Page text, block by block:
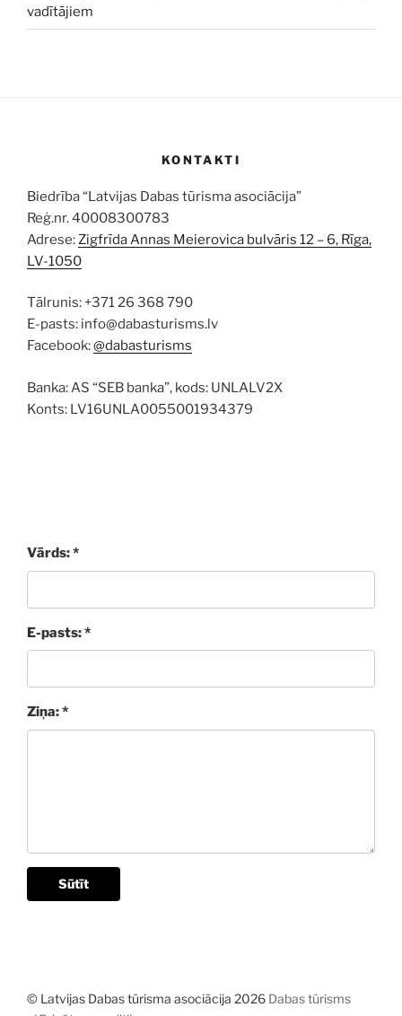
vadītājiem
KONTAKTI
Biedrība “Latvijas Dabas tūrisma asociācija”
Reģ.nr. 40008300783
Adrese:Zigfrīda Annas Meierovica bulvāris 12 – 6, Rīga,
LV-1050
Tālrunis: +371 26 368 790
E-pasts: info@dabasturisms.lv
Facebook:@dabasturisms
Banka: AS “SEB banka”, kods: UNLALV2X
Konts: LV16UNLA0055001934379
Vārds: *
E-pasts: *
Ziņa: *
Sūtīt
© Latvijas Dabas tūrisma asociācija 2026 Dabas tūrisms